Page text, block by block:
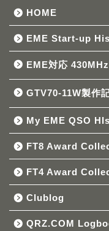
HOME
EME Start-up
EME対応
GTV70-11W製作
My EME QSO
FT8 Award
FT4 Award
Clublog
QRZ.COM